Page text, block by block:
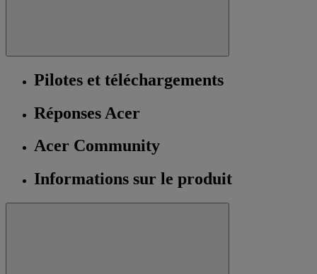
Pilotes et téléchargements
Réponses Acer
Acer Community
Informations sur le produit